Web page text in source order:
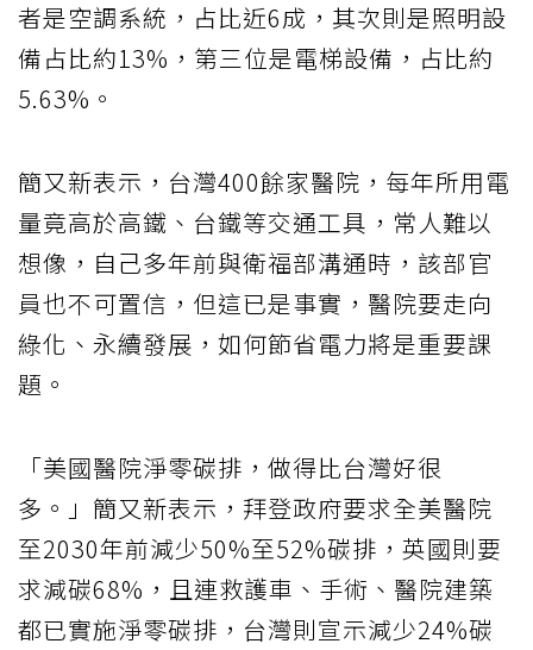
者是空調系統，占比近6成，其次則是照明設
備占比約13%，第三位是電梯設備，占比約
5.63%。
簡又新表示，台灣400餘家醫院，每年所用電
量竟高於高鐵、台鐵等交通工具，常人難以
想像，自己多年前與衛福部溝通時，該部官
員也不可置信，但這已是事實，醫院要走向
綠化、永續發展，如何節省電力將是重要課
題。
「美國醫院淨零碳排，做得比台灣好很
多。」簡又新表示，拜登政府要求全美醫院
至2030年前減少50%至52%碳排，英國則要
求減碳68%，且連救護車、手術、醫院建築
都已實施淨零碳排，台灣則宣示減少24%碳